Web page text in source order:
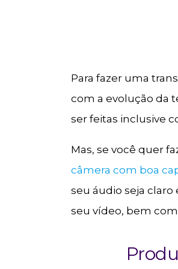
Para fazer uma
com a evolução da
ser feitas inclusive
Mas, se você quer
câmera com boa
seu áudio seja
seu vídeo, bem